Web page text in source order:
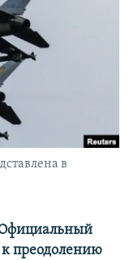
в
преодолению